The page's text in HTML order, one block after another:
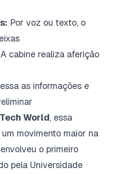
Por voz ou texto, o
A cabine realiza aferição
as informações e
World, essa
movimento maior na
o primeiro
pela Universidade